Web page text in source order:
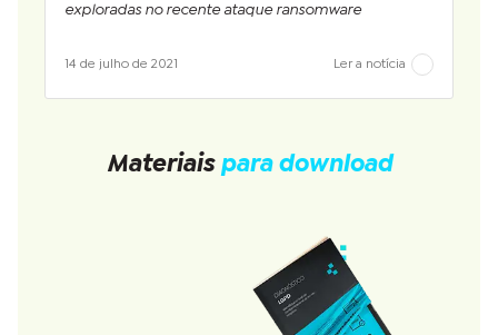
exploradas no recente ataque ransomware
14 de julho de 2021 Ler a notícia
Materiais para download